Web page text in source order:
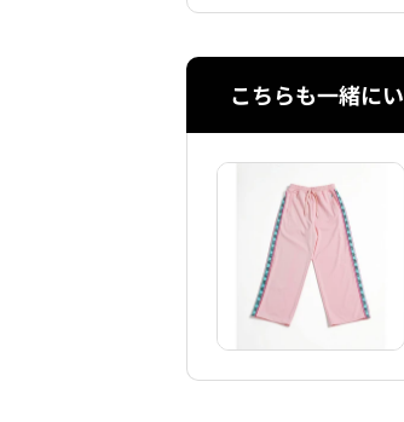
こちらも一緒に